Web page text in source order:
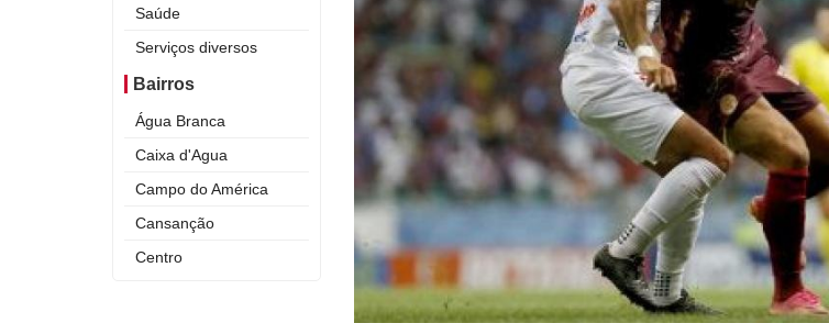
Saúde
Serviços diversos
Bairros
Água Branca
Caixa d'Agua
Campo do América
Cansanção
Centro